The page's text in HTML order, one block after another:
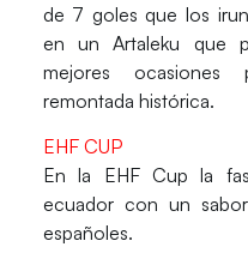
de 7 goles que los
en unArtaleku que
mejores
remontada histórica.
EHF CUP
En la EHF Cup la
ecuador con un
españoles.